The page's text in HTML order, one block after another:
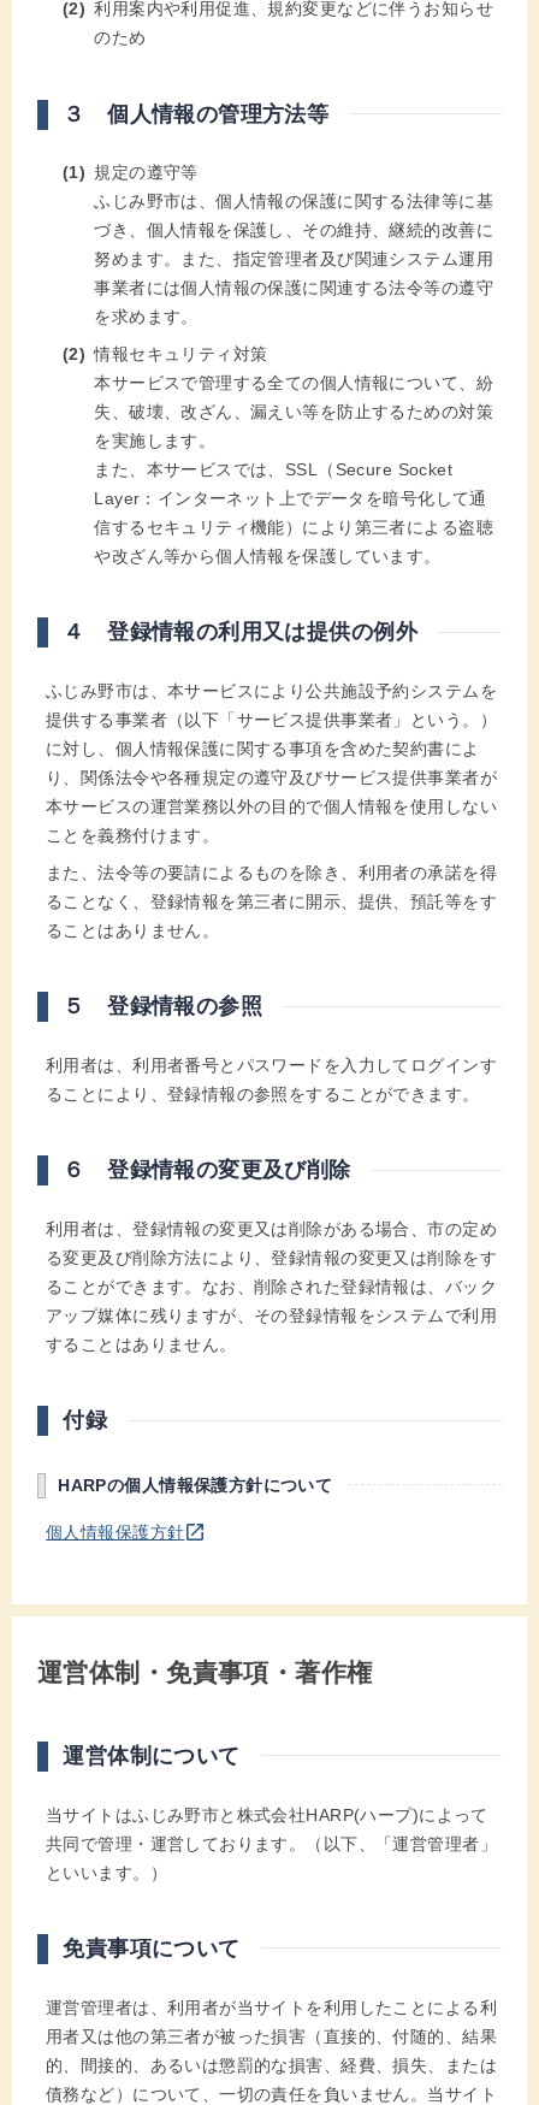
利用案内や利用促進、規約変更などに伴うお知らせ
のため
３ 個人情報の管理方法等
規定の遵守等
ふじみ野市は、個人情報の保護に関する法律等に基
づき、個人情報を保護し、その維持、継続的改善に
努めます。また、指定管理者及び関連システム運用
事業者には個人情報の保護に関連する法令等の遵守
を求めます。
情報セキュリティ対策
本サービスで管理する全ての個人情報について、紛
失、破壊、改ざん、漏えい等を防止するための対策
を実施します。
また、本サービスでは、SSL（Secure Socket
Layer：インターネット上でデータを暗号化して通
信するセキュリティ機能）により第三者による盗聴
や改ざん等から個人情報を保護しています。
４ 登録情報の利用又は提供の例外
ふじみ野市は、本サービスにより公共施設予約システムを
提供する事業者（以下「サービス提供事業者」という。）
に対し、個人情報保護に関する事項を含めた契約書によ
り、関係法令や各種規定の遵守及びサービス提供事業者が
本サービスの運営業務以外の目的で個人情報を使用しない
ことを義務付けます。
また、法令等の要請によるものを除き、利用者の承諾を得
ることなく、登録情報を第三者に開示、提供、預託等をす
ることはありません。
５ 登録情報の参照
利用者は、利用者番号とパスワードを入力してログインす
ることにより、登録情報の参照をすることができます。
６ 登録情報の変更及び削除
利用者は、登録情報の変更又は削除がある場合、市の定め
る変更及び削除方法により、登録情報の変更又は削除をす
ることができます。なお、削除された登録情報は、バック
アップ媒体に残りますが、その登録情報をシステムで利用
することはありません。
付録
HARPの個人情報保護方針について
個人情報保護方針open_in_new
運営体制・免責事項・著作権
運営体制について
当サイトはふじみ野市と株式会社HARP(ハープ)によって
共同で管理・運営しております。（以下、「運営管理者」
といいます。）
免責事項について
運営管理者は、利用者が当サイトを利用したことによる利
用者又は他の第三者が被った損害（直接的、付随的、結果
的、間接的、あるいは懲罰的な損害、経費、損失、または
債務など）について、一切の責任を負いません。当サイト